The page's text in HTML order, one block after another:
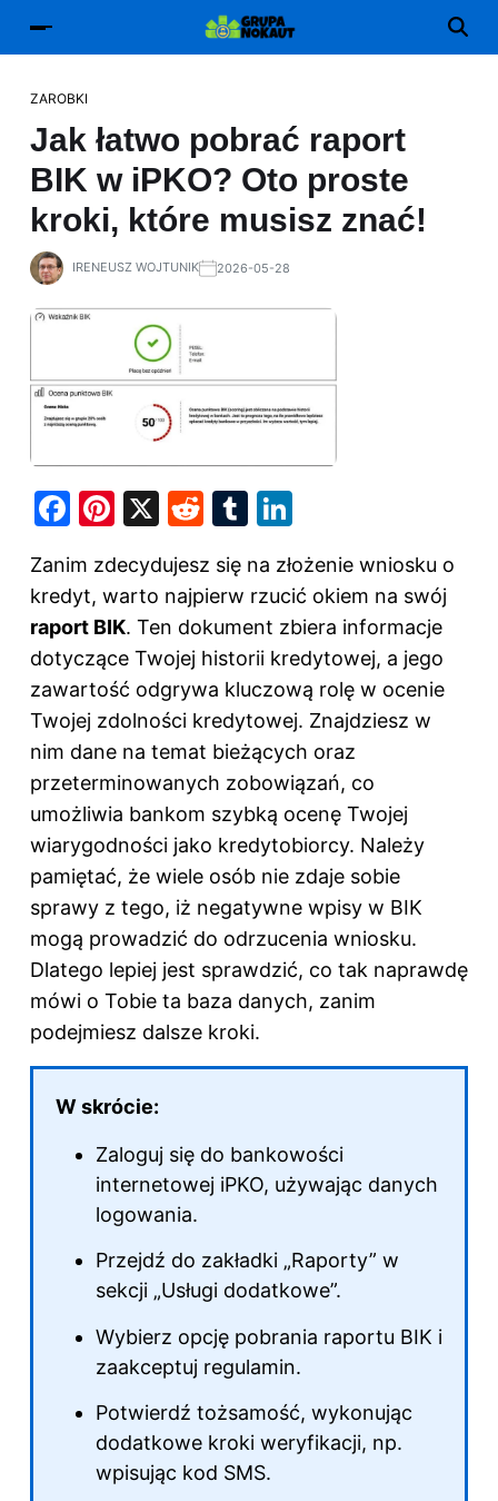
ZAROBKI
Jak łatwo pobrać raport
BIK w iPKO? Oto proste
kroki, które musisz znać!
IRENEUSZ WOJTUNIK 2026-05-28
F
c
e
b
o
o
k
Pi
er
e
st
X
R
d
di
t
T
m
bl
r
k
e
dI
n
Zanim zdecydujesz się na złożenie wniosku o
kredyt, warto najpierw rzucić okiem na swój
raport BIK. Ten dokument zbiera informacje
dotyczące Twojej historii kredytowej, a jego
zawartość odgrywa kluczową rolę w ocenie
Twojej zdolności kredytowej. Znajdziesz w
nim dane na temat bieżących oraz
przeterminowanych zobowiązań, co
umożliwia bankom szybką ocenę Twojej
wiarygodności jako kredytobiorcy. Należy
pamiętać, że wiele osób nie zdaje sobie
sprawy z tego, iż negatywne wpisy w BIK
mogą prowadzić do odrzucenia wniosku.
Dlatego lepiej jest sprawdzić, co tak naprawdę
mówi o Tobie ta baza danych, zanim
podejmiesz dalsze kroki.
W skrócie:
Zaloguj się do bankowości
internetowej iPKO, używając danych
logowania.
Przejdź do zakładki „Raporty” w
sekcji „Usługi dodatkowe”.
Wybierz opcję pobrania raportu BIK i
zaakceptuj regulamin.
Potwierdź tożsamość, wykonując
dodatkowe kroki weryfikacji, np.
wpisując kod SMS.